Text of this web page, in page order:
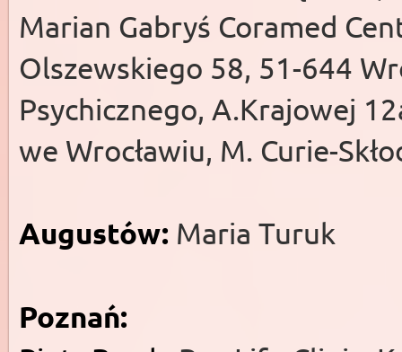
Marian Gabryś Coramed
Olszewskiego 58, 51-644
Psychicznego, A.Krajowej
we Wrocławiu, M. Curie-
Augustów: Maria Turuk
Poznań: